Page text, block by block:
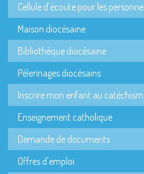
Cellule d'écoute pour les
Maison diocésaine
Bibliothèque diocésaine
Pèlerinages diocésains
Inscrire mon enfant au
Enseignement catholique
Demande de documents
Offres d'emploi